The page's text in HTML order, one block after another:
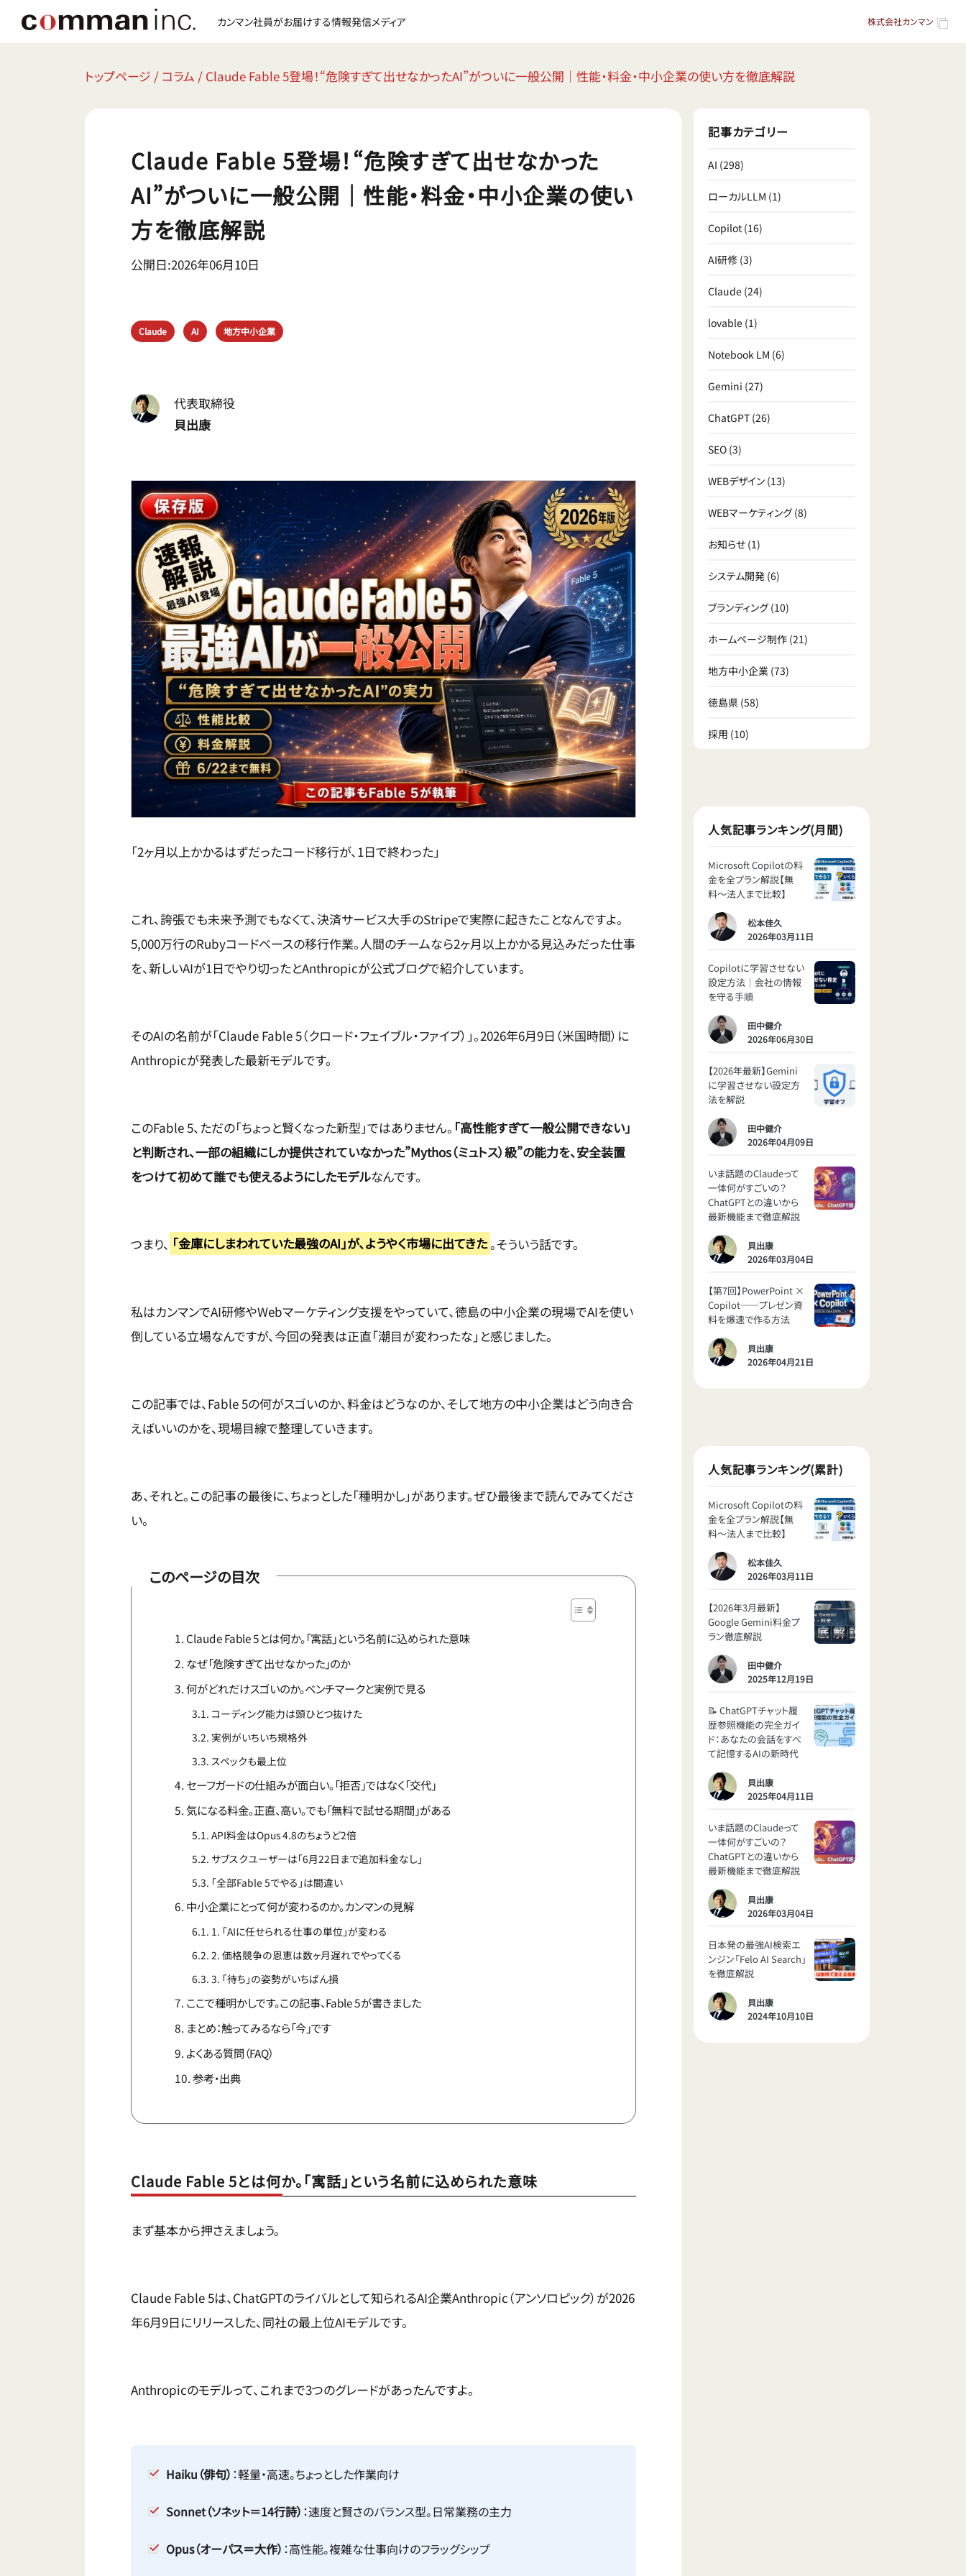
カンマン社員がお届けする情報発信メディア 株式会社カンマン
トップページ / コラム / Claude Fable 5登場！“危険すぎて出せなかったAI”がついに一般公開｜性能・料金・中小企業の使い方を徹底解説
Claude Fable 5登場！“危険すぎて出せなかった
AI”がついに一般公開｜性能・料金・中小企業の使い
方を徹底解説
公開日:2026年06月10日
Claude AI 地方中小企業
代表取締役
貝出康
「2ヶ月以上かかるはずだったコード移行が、1日で終わった」
これ、誇張でも未来予測でもなくて、決済サービス大手のStripeで実際に起きたことなんですよ。
5,000万行のRubyコードベースの移行作業。人間のチームなら2ヶ月以上かかる見込みだった仕事
を、新しいAIが1日でやり切ったとAnthropicが公式ブログで紹介しています。
そのAIの名前が「Claude Fable 5（クロード・フェイブル・ファイブ）」。2026年6月9日（米国時間）に
Anthropicが発表した最新モデルです。
このFable 5、ただの「ちょっと賢くなった新型」ではありません。 「高性能すぎて一般公開できない」
と判断され、一部の組織にしか提供されていなかった”Mythos（ミュトス）級”の能力を、安全装置
をつけて初めて誰でも使えるようにしたモデルなんです。
つまり、 「金庫にしまわれていた最強のAI」が、ようやく市場に出てきた。そういう話です。
私はカンマンでAI研修やWebマーケティング支援をやっていて、徳島の中小企業の現場でAIを使い
倒している立場なんですが、今回の発表は正直「潮目が変わったな」と感じました。
この記事では、Fable 5の何がスゴいのか、料金はどうなのか、そして地方の中小企業はどう向き合
えばいいのかを、現場目線で整理していきます。
あ、それと。この記事の最後に、ちょっとした「種明かし」があります。ぜひ最後まで読んでみてくださ
い。
このページの目次
Claude Fable 5とは何か。「寓話」という名前に込められた意味
なぜ「危険すぎて出せなかった」のか
何がどれだけスゴいのか。ベンチマークと実例で見る
コーディング能力は頭ひとつ抜けた
実例がいちいち規格外
スペックも最上位
セーフガードの仕組みが面白い。「拒否」ではなく「交代」
気になる料金。正直、高い。でも「無料で試せる期間」がある
API料金はOpus 4.8のちょうど2倍
サブスクユーザーは「6月22日まで追加料金なし」
「全部Fable 5でやる」は間違い
中小企業にとって何が変わるのか。カンマンの見解
1. 「AIに任せられる仕事の単位」が変わる
2. 価格競争の恩恵は数ヶ月遅れでやってくる
3. 「待ち」の姿勢がいちばん損
ここで種明かしです。この記事、Fable 5が書きました
まとめ：触ってみるなら「今」です
よくある質問（FAQ）
参考・出典
Claude Fable 5とは何か。「寓話」という名前に込められた意味
まず基本から押さえましょう。
Claude Fable 5は、ChatGPTのライバルとして知られるAI企業Anthropic（アンソロピック）が2026
年6月9日にリリースした、同社の最上位AIモデルです。
Anthropicのモデルって、これまで3つのグレードがあったんですよ。
Haiku（俳句） ：軽量・高速。ちょっとした作業向け
Sonnet（ソネット＝14行詩） ：速度と賢さのバランス型。日常業務の主力
Opus（オーパス＝大作） ：高性能。複雑な仕事向けのフラッグシップ
記事カテゴリー
AI (298)
ローカルLLM (1)
Copilot (16)
AI研修 (3)
Claude (24)
lovable (1)
Notebook LM (6)
Gemini (27)
ChatGPT (26)
SEO (3)
WEBデザイン (13)
WEBマーケティング(8)
お知らせ (1)
システム開発 (6)
ブランディング(10)
ホームページ制作 (21)
地方中小企業 (73)
徳島県 (58)
採用 (10)
人気記事ランキング(月間)
Microsoft Copilotの料
金を全プラン解説【無
料〜法人まで比較】
松本佳久
2026年03月11日
Copilotに学習させない
設定方法｜会社の情報
を守る手順
田中健介
2026年06月30日
【2026年最新】Gemini
に学習させない設定方
法を解説
田中健介
2026年04月09日
いま話題のClaudeって
一体何がすごいの？
ChatGPTとの違いから
最新機能まで徹底解説
貝出康
2026年03月04日
【第7回】PowerPoint ×
Copilot——プレゼン資
料を爆速で作る方法
貝出康
2026年04月21日
人気記事ランキング(累計)
Microsoft Copilotの料
金を全プラン解説【無
料〜法人まで比較】
松本佳久
2026年03月11日
【2026年3月最新】
Google Gemini料金プ
ラン徹底解説
田中健介
2025年12月19日
📝 ChatGPTチャット履
歴参照機能の完全ガイ
ド：あなたの会話をすべ
て記憶するAIの新時代
貝出康
2025年04月11日
いま話題のClaudeって
一体何がすごいの？
ChatGPTとの違いから
最新機能まで徹底解説
貝出康
2026年03月04日
日本発の最強AI検索エ
ンジン「Felo AI Search」
を徹底解説
貝出康
2024年10月10日